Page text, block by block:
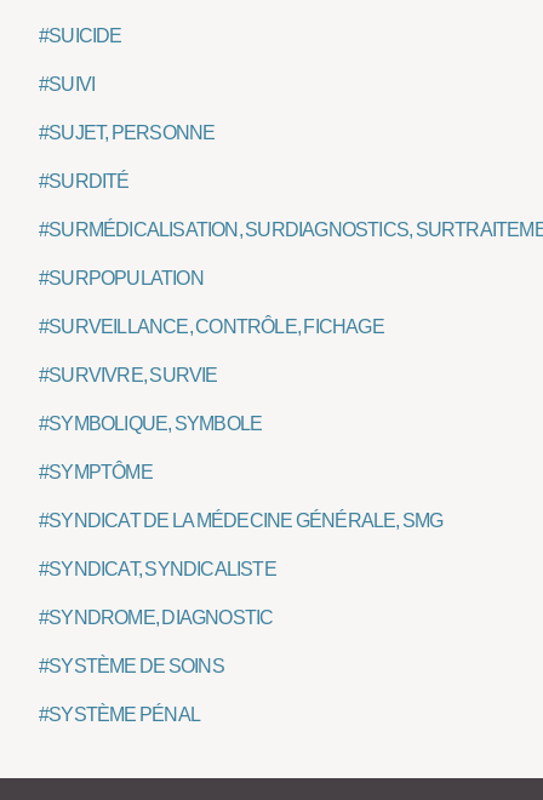
#SUICIDE
#SUIVI
#SUJET, PERSONNE
#SURDITÉ
#SURMÉDICALISATION, SURDIAGNOSTICS,
#SURPOPULATION
#SURVEILLANCE, CONTRÔLE, FICHAGE
#SURVIVRE, SURVIE
#SYMBOLIQUE, SYMBOLE
#SYMPTÔME
#SYNDICAT DE LA MÉDECINE GÉNÉRALE, SMG
#SYNDICAT, SYNDICALISTE
#SYNDROME, DIAGNOSTIC
#SYSTÈME DE SOINS
#SYSTÈME PÉNAL